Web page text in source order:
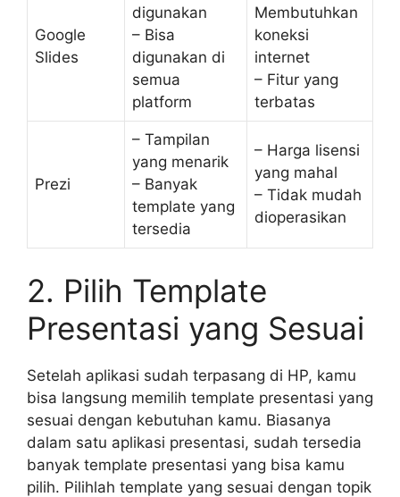
Google
Slides
digunakan
– Bisa
digunakan di
semua
platform
Membutuhkan
koneksi
internet
– Fitur yang
terbatas
Prezi
– Tampilan
yang menarik
– Banyak
template yang
tersedia
– Harga lisensi
yang mahal
– Tidak mudah
dioperasikan
2. Pilih Template
Presentasi yang Sesuai
Setelah aplikasi sudah terpasang di HP, kamu
bisa langsung memilih template presentasi yang
sesuai dengan kebutuhan kamu. Biasanya
dalam satu aplikasi presentasi, sudah tersedia
banyak template presentasi yang bisa kamu
pilih. Pilihlah template yang sesuai dengan topik